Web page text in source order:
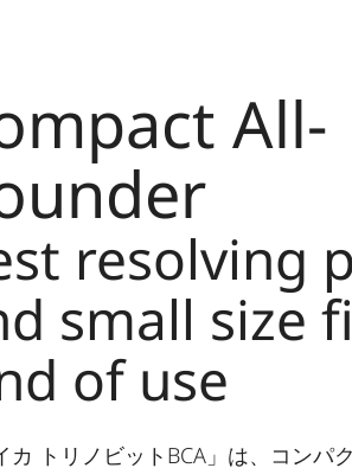
All-
resolving
small size
of use
カ トリノビットBCA」は、コンパ